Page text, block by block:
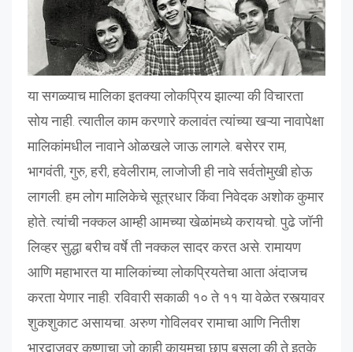
या सगळ्याच मालिका इतक्या लोकप्रिय झाल्या की विचारता
सोय नाही. त्यातील काम करणारे कलावंत त्यांच्या खऱ्या नावापेक्षा
मालिकांमधील नावाने ओळखले जाऊ लागले. बसेरर राम,
भागवंती, गुरु, हरी, हवेलीराम, लाजोजी ही नावे सर्वतोमुखी होऊ
लागली. हम लोग मालिकेचे सूत्रधार किंवा निवेदक अशोक कुमार
होते. त्यांची नक्कल आम्ही आमच्या खेळांमध्ये करायचो. पुढे जॉनी
लिव्हर सुद्धा बरीच वर्षे ती नक्कल सादर करत असे. रामायण
आणि महाभारत या मालिकांच्या लोकप्रियतेचा आता अंदाजच
करता येणार नाही. रविवारी सकाळी १० ते ११ या वेळेत रस्त्यावर
शुकशुकाट असायचा. अरुण गोविलवर रामाचा आणि नितीश
भारद्वाजवर कृष्णाचा जो काही कायमचा छाप बसला की ते इतके